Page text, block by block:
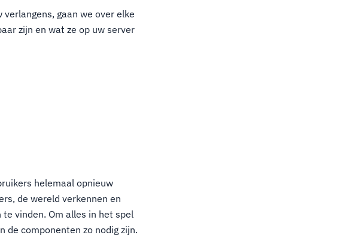
gaan we over elke
zijn en wat ze op uw server
helemaal opnieuw
de wereld verkennen en
vinden. Om alles in het spel
de componenten zo nodig zijn.